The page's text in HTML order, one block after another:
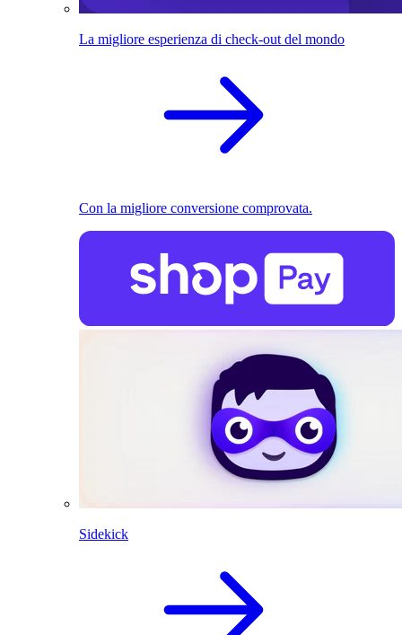
La migliore esperienza di check-out del mondo
Con la migliore conversione comprovata.
Sidekick